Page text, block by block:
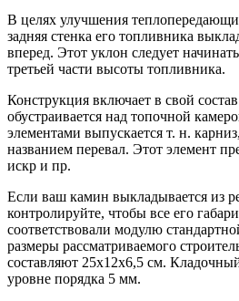
В целях улучшения
задняя стенка его топливника
вперед. Этот уклон следует
третьей части высоты топливника.
Конструкция включает в свой
обустраивается над топочной
элементами выпускается т. н.
названием перевал. Этот элемент
искр и пр.
Если ваш камин выкладывается из
контролируйте, чтобы все его
соответствовали модулю
размеры рассматриваемого
составляют 25х12х6,5 см.
уровне порядка 5 мм.